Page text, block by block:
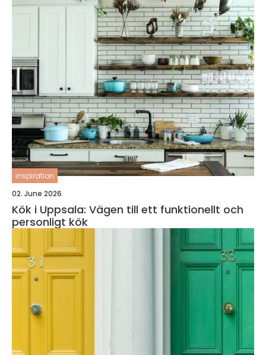
inspiration
02. June 2026
Kök i Uppsala: Vägen till ett funktionellt och
personligt kök